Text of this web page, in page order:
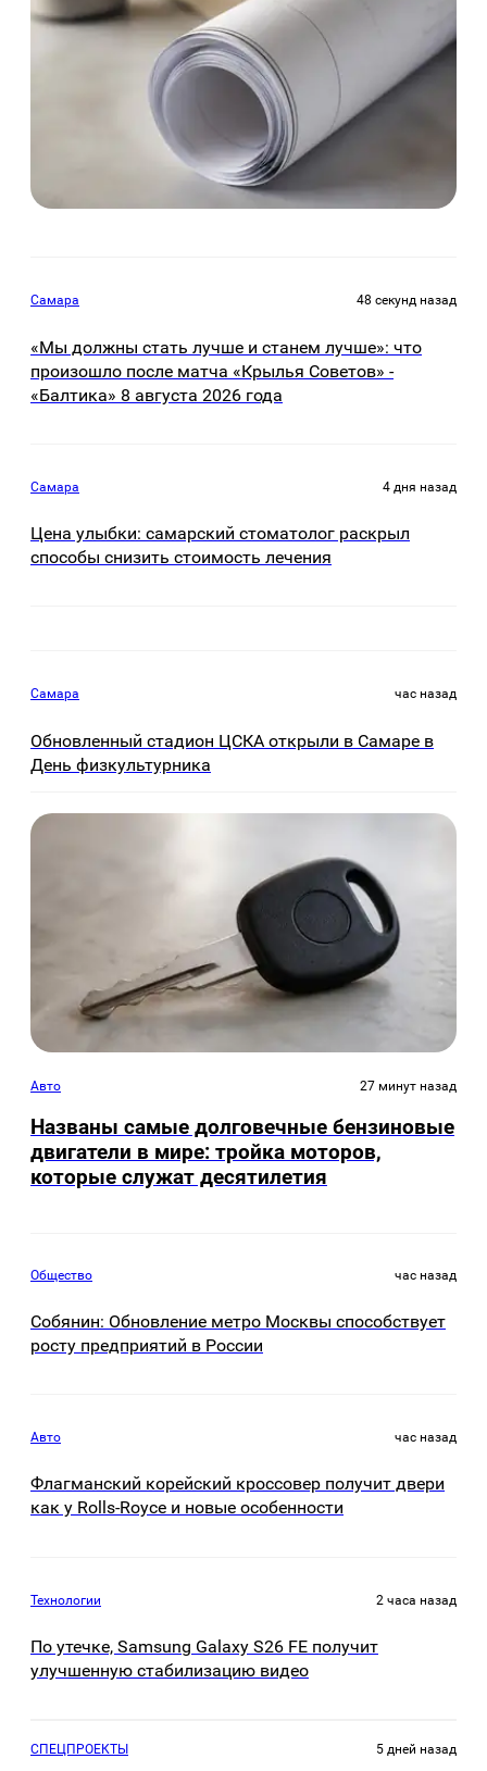
Самара 48 секунд назад
«Мы должны стать лучше и станем лучше»: что
произошло после матча «Крылья Советов» -
«Балтика» 8 августа 2026 года
Самара 4 дня назад
Цена улыбки: самарский стоматолог раскрыл
способы снизить стоимость лечения
Самара час назад
Обновленный стадион ЦСКА открыли в Самаре в
День физкультурника
Авто 27 минут назад
Названы самые долговечные бензиновые
двигатели в мире: тройка моторов,
которые служат десятилетия
Общество час назад
Собянин: Обновление метро Москвы способствует
росту предприятий в России
Авто час назад
Флагманский корейский кроссовер получит двери
как у Rolls-Royce и новые особенности
Технологии 2 часа назад
По утечке, Samsung Galaxy S26 FE получит
улучшенную стабилизацию видео
СПЕЦПРОЕКТЫ 5 дней назад